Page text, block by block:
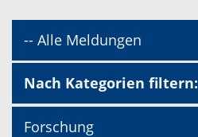
-- Alle Meldungen
Nach Kategorien filtern:
Forschung